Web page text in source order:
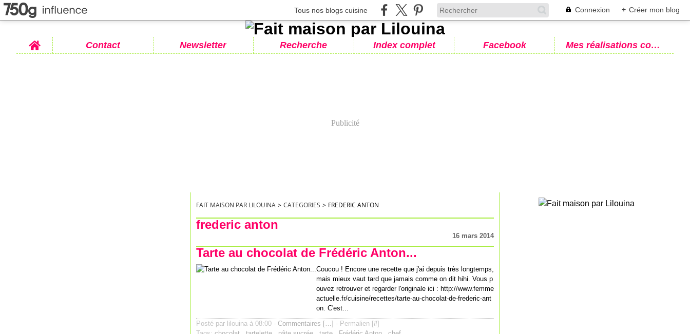
Tous nos blogs cuisine Connexion + Créer mon blog
Home Contact Newsletter Recherche Index complet Facebook Mes réalisations couture
Publicité
FAIT MAISON PAR LILOUINA > CATEGORIES > FREDERIC ANTON
frederic anton
16 mars 2014
Tarte au chocolat de Frédéric Anton...
Coucou ! Encore une recette que j'ai depuis très longtemps,
mais mieux vaut tard que jamais comme on dit hihi. Vous p
ouvez retrouver et regarder l'originale ici : http://www.femme
actuelle.fr/cuisine/recettes/tarte-au-chocolat-de-frederic-ant
on. C'est...
Posté par lilouina à 08:00 - Commentaires […] - Permalien [#]